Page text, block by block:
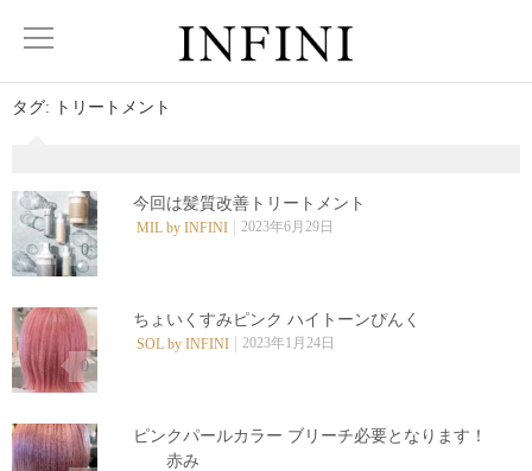
タグ: トリートメント
0
今回は髪質改善トリートメント
MIL by INFINI 2023年6月29日
0
ちょいくすみピンク ハイトーンぴんく
SOL by INFINI 2023年1月24日
ピンクパールカラー ️ブリーチ必要となります！
赤み